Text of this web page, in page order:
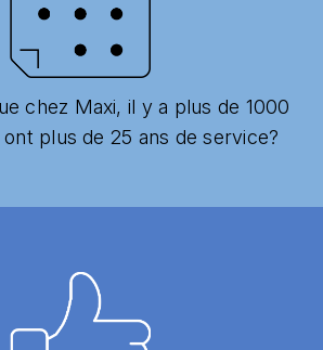
chez Maxi, il y a plus de 1000
plus de 25 ans de service?